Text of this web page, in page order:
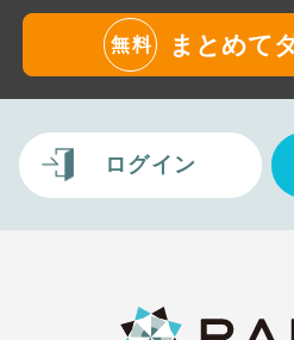
無料 まとめて
ログイン